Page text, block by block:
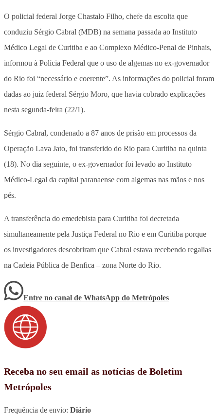
O policial federal Jorge Chastalo Filho, chefe da escolta que
conduziu Sérgio Cabral (MDB) na semana passada ao Instituto
Médico Legal de Curitiba e ao Complexo Médico-Penal de Pinhais,
informou à Polícia Federal que o uso de algemas no ex-governador
do Rio foi “necessário e coerente”. As informações do policial foram
dadas ao juiz federal Sérgio Moro, que havia cobrado explicações
nesta segunda-feira (22/1).
Sérgio Cabral, condenado a 87 anos de prisão em processos da
Operação Lava Jato, foi transferido do Rio para Curitiba na quinta
(18). No dia seguinte, o ex-governador foi levado ao Instituto
Médico-Legal da capital paranaense com algemas nas mãos e nos
pés.
A transferência do emedebista para Curitiba foi decretada
simultaneamente pela Justiça Federal no Rio e em Curitiba porque
os investigadores descobriram que Cabral estava recebendo regalias
na Cadeia Pública de Benfica – zona Norte do Rio.
Entre no canal de WhatsApp do Metrópoles
Receba no seu email as notícias de Boletim
Metrópoles
Frequência de envio: Diário